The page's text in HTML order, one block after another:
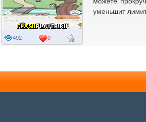
уменьшит
--
492 0